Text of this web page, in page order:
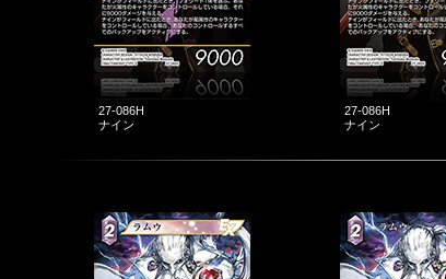
27-086H
ナイン
27-086H
ナイン